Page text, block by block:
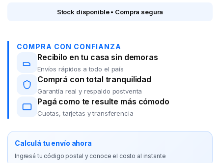
Stock disponible • Compra segura
COMPRA CON CONFIANZA
Recibilo en tu casa sin demoras
Envíos rápidos a todo el país
Comprá con total tranquilidad
Garantía real y respaldo postventa
Pagá como te resulte más cómodo
Cuotas, tarjetas y transferencia
Calculá tu envío ahora
Ingresá tu código postal y conoce el costo al instante